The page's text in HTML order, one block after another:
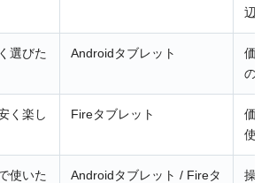
辺
選びた
Androidタブレット
価
の
く楽し
Fireタブレット
価
使
使いた
Androidタブレット / Fireタ
操